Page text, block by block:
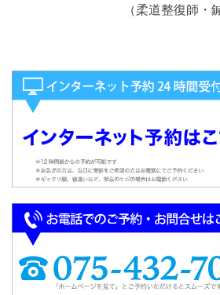
（柔道整復師